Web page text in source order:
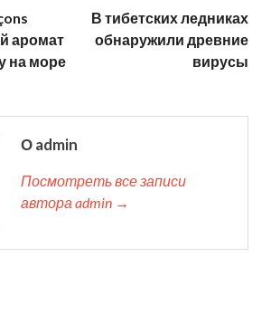
аромат
на море
В тибетских ледниках
обнаружили древние
вирусы
О admin
Посмотреть все записи
автора admin →